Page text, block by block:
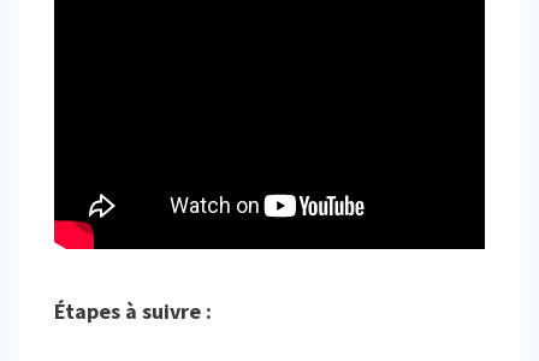
Étapes à suivre :